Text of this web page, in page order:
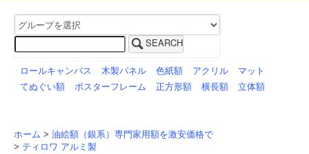
SEARCH
ロールキャンバス 木製パネル 色紙額 アクリル
マット
てぬぐい額
ポスターフレーム 正方形額 横長額 立体額
ホーム > 油絵額（銀系）専門家用額を激安価格で
> ティロワ アルミ製